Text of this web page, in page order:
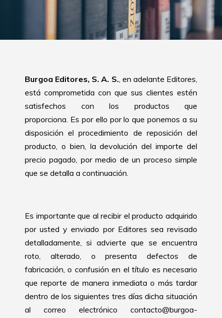
Burgoa Editores, S. A. S., en adelante Editores,
está comprometida con que sus clientes estén
satisfechos con los productos que
proporciona. Es por ello por lo que ponemos a su
disposición el procedimiento de reposición del
producto, o bien, la devolución del importe del
precio pagado, por medio de un proceso simple
que se detalla a continuación.
Es importante que al recibir el producto adquirido
por usted y enviado por Editores sea revisado
detalladamente, si advierte que se encuentra
roto, alterado, o presenta defectos de
fabricación, o confusión en el título es necesario
que reporte de manera inmediata o más tardar
dentro de los siguientes tres días dicha situación
al correo electrónico contacto@burgoa-